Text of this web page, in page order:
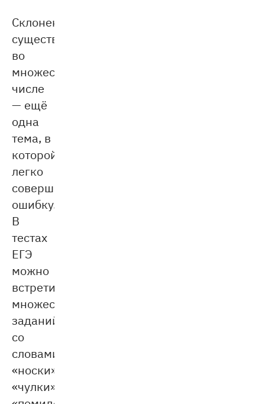
Склонение
существительных
во
множественном
числе
— ещё
одна
тема, в
которой
легко
совершить
ошибку.
В
тестах
ЕГЭ
можно
встретить
множество
заданий
со
словами
«носки»,
«чулки»,